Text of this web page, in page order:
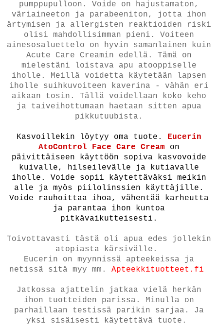
pumppupulloon. Voide on hajustamaton,
väriaineeton ja parabeeniton, jotta ihon
ärtymisen ja allergisten reaktioiden riski
olisi mahdollisimman pieni. Voiteen
ainesosaluettelo on hyvin samanlainen kuin
Acute Care Creamin edellä. Tämä on
mielestäni loistava apu atooppiselle
iholle. Meillä voidetta käytetään lapsen
iholle suihkuvoiteen kaverina - vähän eri
aikaan tosin. Tällä voidellaan koko keho
ja taiveihottumaan haetaan sitten apua
pikkutuubista.
Kasvoillekin löytyy oma tuote.
Eucerin
AtoControl Face Care Cream on
päivittäiseen käyttöön sopiva kasvovoide
kuivalle, hilseilevälle ja kutiavalle
iholle. Voide sopii käytettäväksi meikin
alle ja myös piilolinssien käyttäjille.
Voide rauhoittaa ihoa, vähentää karheutta
ja parantaa ihon kuntoa
pitkävaikutteisesti.
Toivottavasti tästä oli apua edes jollekin
atopiasta kärsivälle.
Eucerin on myynnissä apteekeissa ja
netissä sitä myy mm. Apteekkituotteet.fi
Jatkossa ajattelin jatkaa vielä herkän
ihon tuotteiden parissa. Minulla on
parhaillaan testissä parikin sarjaa. Ja
yksi sisäisesti käytettävä tuote.